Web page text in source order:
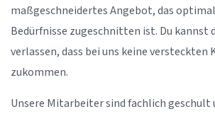
maßgeschneidertes Angebot, das
Bedürfnisse zugeschnitten ist. Du kannst
verlassen, dass bei uns keine versteckten
zukommen.
Unsere Mitarbeiter sind fachlich geschult